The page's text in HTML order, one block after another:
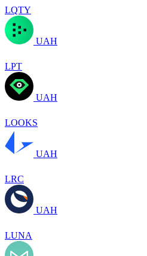
LQTY
UAH
LPT
UAH
LOOKS
UAH
LRC
UAH
LUNA